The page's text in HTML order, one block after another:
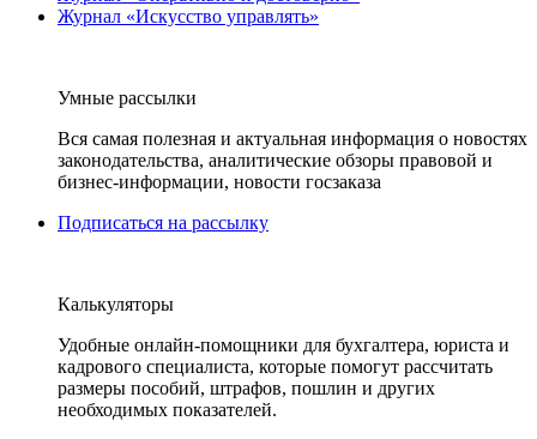
Журнал «Искусство управлять»
Умные рассылки
Вся самая полезная и актуальная информация о новостях
законодательства, аналитические обзоры правовой и
бизнес-информации, новости госзаказа
Подписаться на рассылку
Калькуляторы
Удобные онлайн-помощники для бухгалтера, юриста и
кадрового специалиста, которые помогут рассчитать
размеры пособий, штрафов, пошлин и других
необходимых показателей.